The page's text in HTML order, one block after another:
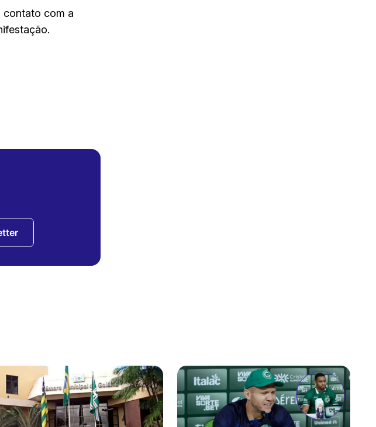
contato com a